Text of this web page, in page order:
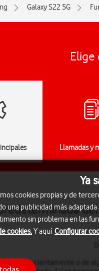
Galaxy S22 5G
Elige
Llamadas y
reacciona lentamente o de
Ya
cookies propias y de
una publicidad más
sin problema en las
cookies.Y aquí Configurar